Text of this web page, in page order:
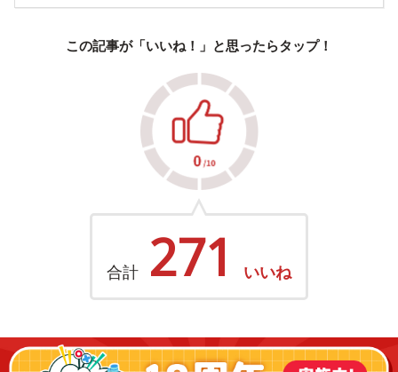
この記事が「いいね！」と思ったらタップ！
合計 271 いいね